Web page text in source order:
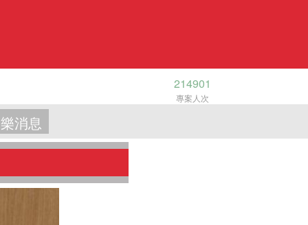
214901
專案人次
樂消息